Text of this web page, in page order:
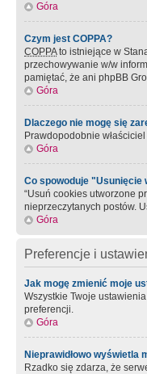
Góra
Czym jest COPPA?
COPPAto istniejące w
przechowywanie w/w
pamiętać, że ani phpBB
Góra
Dlaczego nie mogę się
Prawdopodobnie
Góra
Co spowoduje
“Usuń cookies utworzone
nieprzeczytanych postów.
Góra
Preferencje i
Jak mogę zmienić moje
Wszystkie Twoje
preferencji.
Góra
Nieprawidłowo wyświetla
Rzadko się zdarza, że